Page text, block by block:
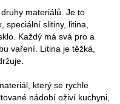
materiálů. Je to
speciální slitiny, litina,
Každý má svá pro a
vaření. Litina je těžká,
který se rychle
nádobí oživí kuchyni,